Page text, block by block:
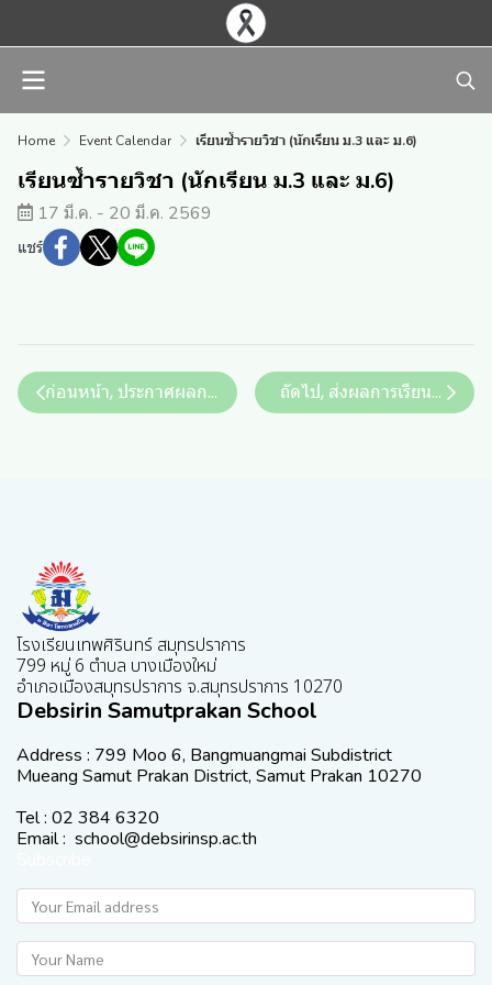
Home Event Calendar เรียนซ้ำรายวิชา (นักเรียน ม.3 และ ม.6)
เรียนซ้ำรายวิชา (นักเรียน ม.3 และ ม.6)
17 มี.ค. - 20 มี.ค. 2569
แชร์
ก่อนหน้า, ประกาศผลก
ถัดไป, ส่งผลการเรียนซ้ำรา
โรงเรียนเทพศิรินทร์ สมุทรปราการ
799 หมู่ 6 ตำบล บางเมืองใหม่
อำเภอเมืองสมุทรปราการ จ.สมุทรปราการ 10270
Debsirin Samutprakan School
Address : 799 Moo 6, Bangmuangmai Subdistrict
Mueang Samut Prakan District, Samut Prakan 10270
Tel : 02 384 6320
Email : school@debsirinsp.ac.th